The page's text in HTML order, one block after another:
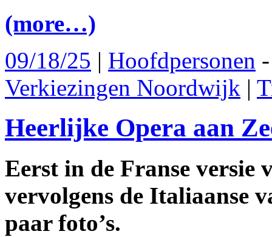
(more…)
09/18/25 | Hoofdpersonen
Verkiezingen Noordwijk |
Heerlijke Opera aan
Eerst in de Franse versie
vervolgens de Italiaanse
paar foto’s.